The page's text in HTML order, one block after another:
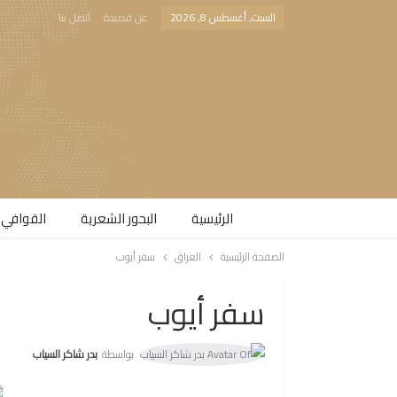
السبت, أغسطس 8, 2026 عن قصيدة اتصل بنا
الرئيسية البحور الشعرية​
الصفحة الرئيسية العراق سفر أيوب
سفر أيوب
بواسطة بدر شاكر السياب